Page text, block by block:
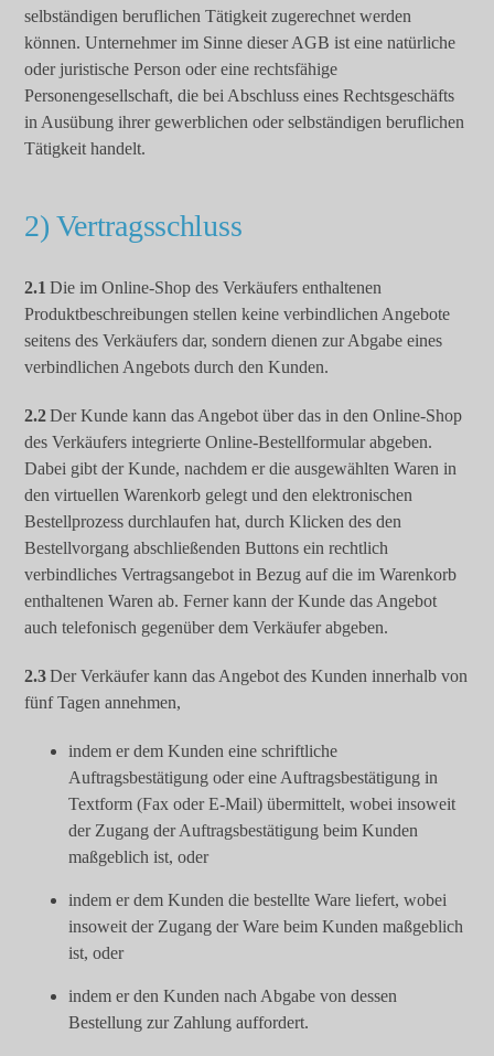
selbständigen beruflichen Tätigkeit zugerechnet werden
können. Unternehmer im Sinne dieser AGB ist eine natürliche
oder juristische Person oder eine rechtsfähige
Personengesellschaft, die bei Abschluss eines Rechtsgeschäfts
in Ausübung ihrer gewerblichen oder selbständigen beruflichen
Tätigkeit handelt.
2) Vertragsschluss
2.1 Die im Online-Shop des Verkäufers enthaltenen
Produktbeschreibungen stellen keine verbindlichen Angebote
seitens des Verkäufers dar, sondern dienen zur Abgabe eines
verbindlichen Angebots durch den Kunden.
2.2Der Kunde kann das Angebot über das in den Online-Shop
des Verkäufers integrierte Online-Bestellformular abgeben.
Dabei gibt der Kunde, nachdem er die ausgewählten Waren in
den virtuellen Warenkorb gelegt und den elektronischen
Bestellprozess durchlaufen hat, durch Klicken des den
Bestellvorgang abschließenden Buttons ein rechtlich
verbindliches Vertragsangebot in Bezug auf die im Warenkorb
enthaltenen Waren ab. Ferner kann der Kunde das Angebot
auch telefonisch gegenüber dem Verkäufer abgeben.
2.3Der Verkäufer kann das Angebot des Kunden innerhalb von
fünf Tagen annehmen,
indem er dem Kunden eine schriftliche
Auftragsbestätigung oder eine Auftragsbestätigung in
Textform (Fax oder E-Mail) übermittelt, wobei insoweit
der Zugang der Auftragsbestätigung beim Kunden
maßgeblich ist, oder
indem er dem Kunden die bestellte Ware liefert, wobei
insoweit der Zugang der Ware beim Kunden maßgeblich
ist, oder
indem er den Kunden nach Abgabe von dessen
Bestellung zur Zahlung auffordert.